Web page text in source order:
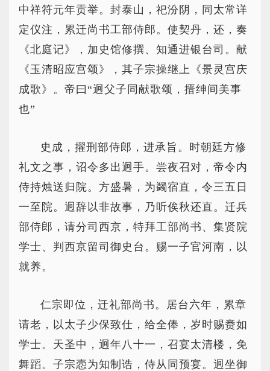
中祥符元年贡举。封泰山，祀汾阴，同太常详
定仪注，累迁尚书工部侍郎。使契丹，还，奏
《北庭记》，加史馆修撰、知通进银台司。献
《玉清昭应宫颂》，其子宗操继上《景灵宫庆
成歌》。帝曰“迥父子同献歌颂，搢绅间美事
也”
史成，擢刑部侍郎，进承旨。时朝廷方修
礼文之事，诏令多出迥手。尝夜召对，帝令内
侍持烛送归院。方盛暑，为蠲宿直，令三五日
一至院。迥辞以非故事，乃听俟秋还直。迁兵
部侍郎，请分司西京，特拜工部尚书、集贤院
学士、判西京留司御史台。赐一子官河南，以
就养。
仁宗即位，迁礼部尚书。居台六年，累章
请老，以太子少保致仕，给全俸，岁时赐赉如
学士。天圣中，迥年八十一，召宴太清楼，免
舞蹈。子宗悫为知制诰，侍从同预宴。迥坐御